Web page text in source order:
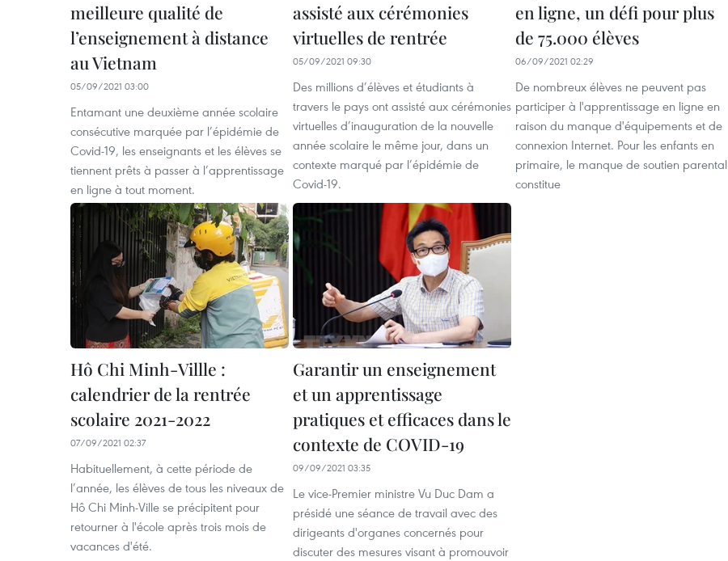
meilleure qualité de
l’enseignement à distance
au Vietnam
05/09/2021 03:00
Entamant une deuxième année scolaire
consécutive marquée par l’épidémie de
Covid-19, les enseignants et les élèves se
tiennent prêts à passer à l’apprentissage
en ligne à tout moment.
assisté aux cérémonies
virtuelles de rentrée
05/09/2021 09:30
Des millions d’élèves et étudiants à
travers le pays ont assisté aux cérémonies
virtuelles d’inauguration de la nouvelle
année scolaire le même jour, dans un
contexte marqué par l’épidémie de
Covid-19.
en ligne, un défi pour plus
de 75.000 élèves
06/09/2021 02:29
De nombreux élèves ne peuvent pas
participer à l'apprentissage en ligne en
raison du manque d'équipements et de
connexion Internet. Pour les enfants en
primaire, le manque de soutien parental
constitue
Hô Chi Minh-Villle :
calendrier de la rentrée
scolaire 2021-2022
07/09/2021 02:37
Habituellement, à cette période de
l’année, les élèves de tous les niveaux de
Hô Chi Minh-Ville se précipitent pour
retourner à l'école après trois mois de
vacances d'été.
Garantir un enseignement
et un apprentissage
pratiques et efficaces dans le
contexte de COVID-19
09/09/2021 03:35
Le vice-Premier ministre Vu Duc Dam a
présidé une séance de travail avec des
dirigeants d'organes concernés pour
discuter des mesures visant à promouvoir